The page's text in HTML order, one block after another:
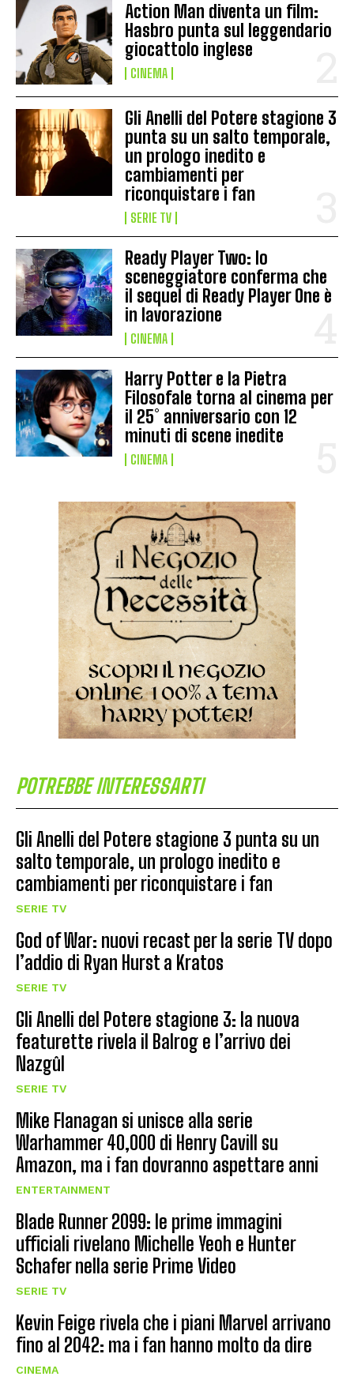
Action Man diventa un film:
Hasbro punta sul leggendario
giocattolo inglese
CINEMA
Gli Anelli del Potere stagione 3
punta su un salto temporale,
un prologo inedito e
cambiamenti per
riconquistare i fan
SERIE TV
Ready Player Two: lo
sceneggiatore conferma che
il sequel di Ready Player One è
in lavorazione
CINEMA
Harry Potter e la Pietra
Filosofale torna al cinema per
il 25° anniversario con 12
minuti di scene inedite
CINEMA
POTREBBE INTERESSARTI
Gli Anelli del Potere stagione 3 punta su un
salto temporale, un prologo inedito e
cambiamenti per riconquistare i fan
SERIE TV
God of War: nuovi recast per la serie TV dopo
l’addio di Ryan Hurst a Kratos
SERIE TV
Gli Anelli del Potere stagione 3: la nuova
featurette rivela il Balrog e l’arrivo dei
Nazgûl
SERIE TV
Mike Flanagan si unisce alla serie
Warhammer 40,000 di Henry Cavill su
Amazon, ma i fan dovranno aspettare anni
ENTERTAINMENT
Blade Runner 2099: le prime immagini
ufficiali rivelano Michelle Yeoh e Hunter
Schafer nella serie Prime Video
SERIE TV
Kevin Feige rivela che i piani Marvel arrivano
fino al 2042: ma i fan hanno molto da dire
CINEMA